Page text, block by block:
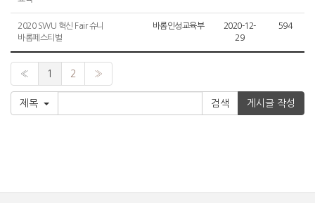
2020 SWU 혁신 Fair 슈니
바롬페스티벌
바롬인성교육부
2020-12-
29
594
« 1 2 »
제목 게시글 작성